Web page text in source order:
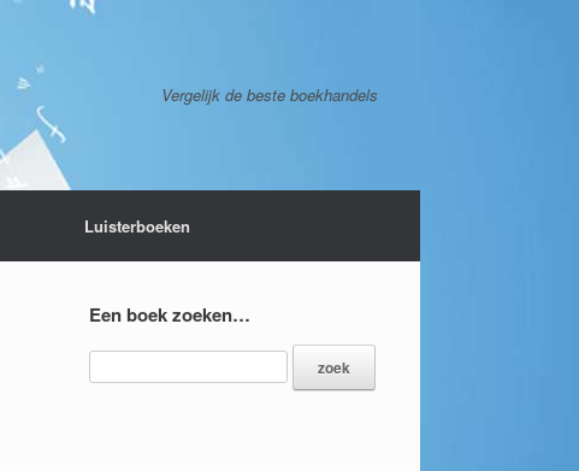
Vergelijk de beste boekhandels
Luisterboeken
Een boek zoeken…